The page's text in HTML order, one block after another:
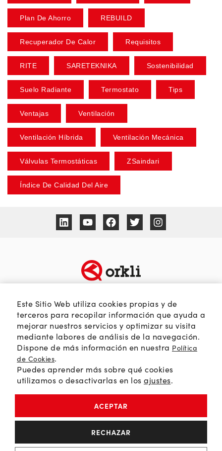
Plan De Ahorro REBUILD
Recuperador De Calor Requisitos
RITE SARETEKNIKA Sostenibilidad
Suelo Radiante Termostato Tips
Ventajas Ventilación
Ventilación Híbrida Ventilación Mecánica
Válvulas Termostáticas ZSaindari
Índice De Calidad Del Aire
TEMÁTICAS
Calidad del aire
Passivhaus
Eficiencia y ahorro
Soluciones HVAC
Orkli Global
Comunidad profesional
SOBRE ORKLI
Quienes somos
Web Orkli
Contacto
Política de Cookies
Aviso Legal
Este Sitio Web utiliza cookies propias y de
terceros para recopilar información que ayuda a
mejorar nuestros servicios y optimizar su visita
mediante labores de análisis de la navegación.
Dispone de más información en nuestra Política
de Cookies.
Puedes aprender más sobre qué cookies
utilizamos o desactivarlas en los ajustes.
ACEPTAR
RECHAZAR